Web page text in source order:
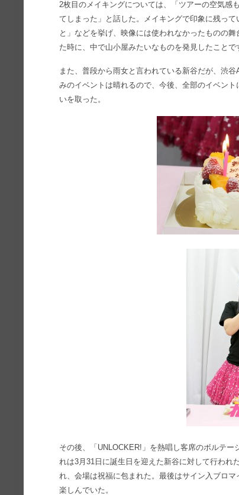
2枚目のメイキングについては、「ツアーの空気感
てしまった」と話した。メイキングで印象に残っ
と」などを挙げ、映像には使われなかったものの
た時に、中で山小屋みたいなものを発見したことで
また、普段から雨女と言われている新谷だが、渋
みのイベントは晴れるので、今後、全部のイベン
いを取った。
その後、「UNLOCKER!」を熱唱し客席のボルテ
れは3月31日に誕生日を迎えた新谷に対して行われ
れ、会場は祝福に包まれた。最後はサイン入ブロ
楽しんでいた。